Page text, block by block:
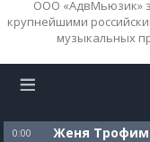
ООО «АдвМьюзик»
крупнейшими
музыкальных
0:00 Женя